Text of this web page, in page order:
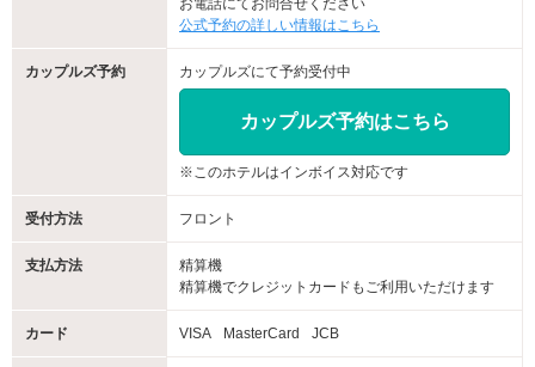
乾燥が気になるこの季節にぴったりな『スチーム加湿器』が
レンタルグッズに新しく登場！
是非お試しください☆彡
冬季限定の2種の入浴剤が入荷致しました☆彡
寒さも本格的なこの季節、爽やかで優しいユズの香りの入浴剤とロ
ーズ＆フローラルの香りのバスソルト。
★クリスマスプレゼント★
12/21(土)～25(水)の5日間限定クリスマスイベント開催！
ご来店のお客様１組様に１セット、フェイスマスク＆バスソルト１
袋をプレゼント♪
お電話にてお問合せください
公式予約の詳しい情報はこちら
カップルズ予約 カップルズにて予約受付中
カップルズ予約はこちら
※このホテルはインボイス対応です
受付方法 フロント
支払方法
精算機
精算機でクレジットカードもご利用いただけます
カード VISA MasterCard JCB